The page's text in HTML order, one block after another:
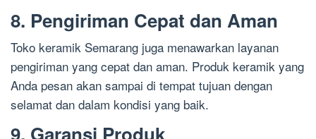
8. Pengiriman Cepat dan Aman
Toko keramik Semarang juga menawarkan layanan
pengiriman yang cepat dan aman. Produk keramik yang
Anda pesan akan sampai di tempat tujuan dengan
selamat dan dalam kondisi yang baik.
9. Garansi Produk